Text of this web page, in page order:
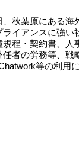
秋葉原にある
イアンスに強い
規程・契約書、
任者の労務等、
等の利用